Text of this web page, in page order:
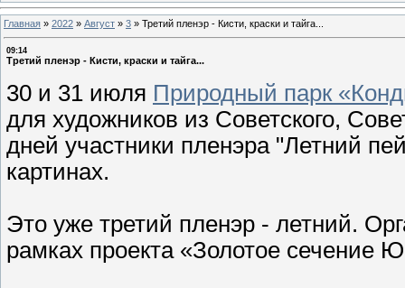
Главная » 2022 » Август » 3 » Третий пленэр - Кисти, краски и тайга...
09:14
Третий пленэр - Кисти, краски и тайга...
30 и 31 июля Природный парк
для художников из Советского,
дней участники пленэра "Летний
картинах.
Это уже третий пленэр - летний.
рамках проекта «Золотое сечение